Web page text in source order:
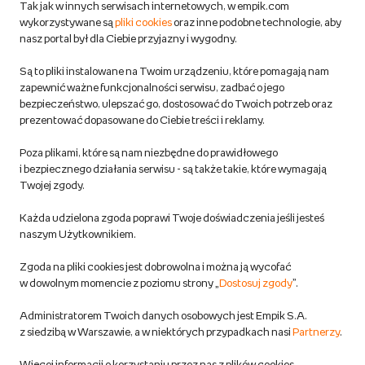
Zwroty
Reklamacje
Regulamin empik.com
Pozostałe Regulaminy Empiku
Polityka prywatności empik.com
produktów niebezpiecznych
Dostosuj zgody
Polityka prywatności empik
Do 100 zł na pierwsze zakupy w aplikacji. Pobierz i
korzystaj z kodów zniżkowych.Dowiedz się więcej
Tak jak w innych serwisach internetowych, w empik.com
wykorzystywane sąpliki cookiesoraz inne podobne technologie, aby
nasz portal był dla Ciebie przyjazny i wygodny.
Są to pliki instalowane na Twoim urządzeniu, które pomagają nam
zapewnić ważne funkcjonalności serwisu, zadbać o jego
bezpieczeństwo, ulepszać go, dostosować do Twoich potrzeb oraz
prezentować dopasowane do Ciebie treści i reklamy.
Poza plikami, które są nam niezbędne do prawidłowego
i bezpiecznego działania serwisu - są także takie, które wymagają
Twojej zgody.
Każda udzielona zgoda poprawi Twoje doświadczenia jeśli jesteś
naszym Użytkownikiem.
Zgoda na pliki cookies jest dobrowolna i można ją wycofać
w dowolnym momencie z poziomu strony „ Dostosuj zgody”.
Administratorem Twoich danych osobowych jest Empik S.A.
z siedzibą w Warszawie, a w niektórych przypadkach nasi Partnerzy.